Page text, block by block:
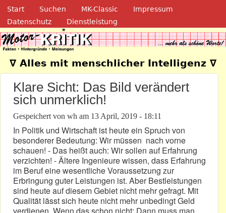
Direkt zum Inhalt
Navigation
Start Suchen MK-Classic
Impressum
Datenschutz
Dienstleistung
Motor-Kritik.de
∇ Alles mit menschlicher Intelligenz ∇
Klare Sicht: Das Bild verändert
sich unmerklich!
Gespeichert von wh am 13 April, 2019 - 18:11
In Politik und Wirtschaft ist heute ein Spruch von
besonderer Bedeutung: Wir müssen nach vorne
schauen! - Das heißt auch: Wir sollen auf Erfahrung
verzichten! - Ältere Ingenieure wissen, dass Erfahrung
im Beruf eine wesentliche Voraussetzung zur
Erbringung guter Leistungen ist. Aber Bestleistungen
sind heute auf diesem Gebiet nicht mehr gefragt. Mit
Qualität lässt sich heute nicht mehr unbedingt Geld